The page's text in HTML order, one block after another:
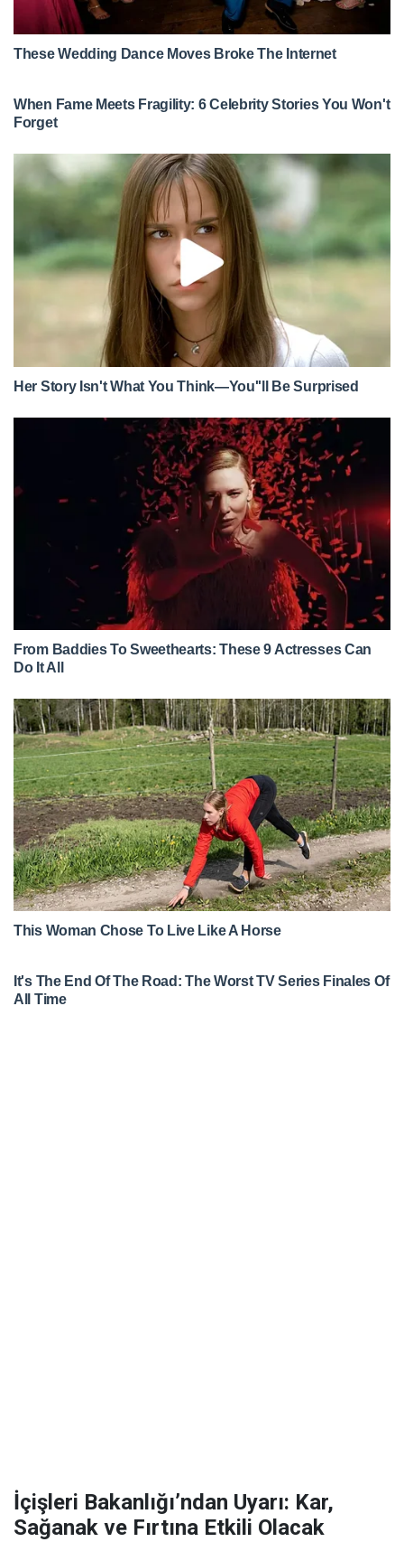
İçişleri Bakanlığı’ndan Uyarı: Kar,
Sağanak ve Fırtına Etkili Olacak